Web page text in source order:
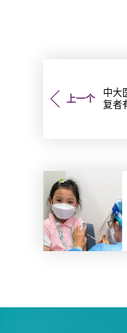
上一个
中大
复者